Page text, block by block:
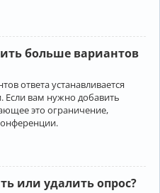
больше вариантов
ответа устанавливается
вам нужно добавить
это ограничение,
или удалить опрос?